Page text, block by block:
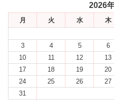
2026
月 火 水 木
3
4 5 6
10
11 12 13
17
18 19 20
24
25 26 27
31